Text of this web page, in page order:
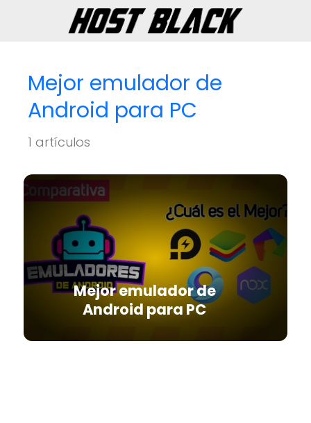
Mejor emulador de
Android para PC
1 artículos
Mejor emulador de
Android para PC